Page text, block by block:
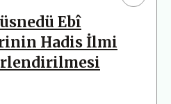
yüklemeden
kurallarına uygun olarak
130 Gün)
Ebî
Hadis İlmi